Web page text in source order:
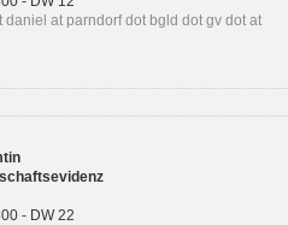
daniel at parndorf dot bgld dot gv dot at
- DW 22